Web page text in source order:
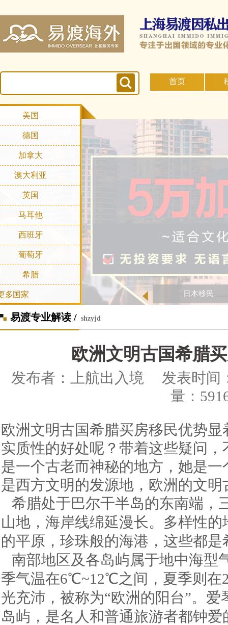
首页
美国
德国
加拿大
澳大利亚
英国
马耳他
西班牙
葡萄牙
希腊
多国家 日本移民
易渡专业解读 / shzyjd
欧洲文明古国希腊
发布者：上航出入境 发表时间
量：
欧洲文明古国希腊买房移民优势
实质性的好处呢？带着这些疑问
是一个古老而神秘的地方，她是
是西方文明的发源地，欧洲的文
希腊处于巴尔干半岛的东南端，
山地，海岸线绵延漫长。多样性
的平原，珍珠般的海港，这些都是
南部地区及各岛屿属于地中海型
季气温在6℃~12℃之间，夏季则
光充沛，被称为“欧洲的阳台”。
岛屿，是名人和普通旅游者都钟